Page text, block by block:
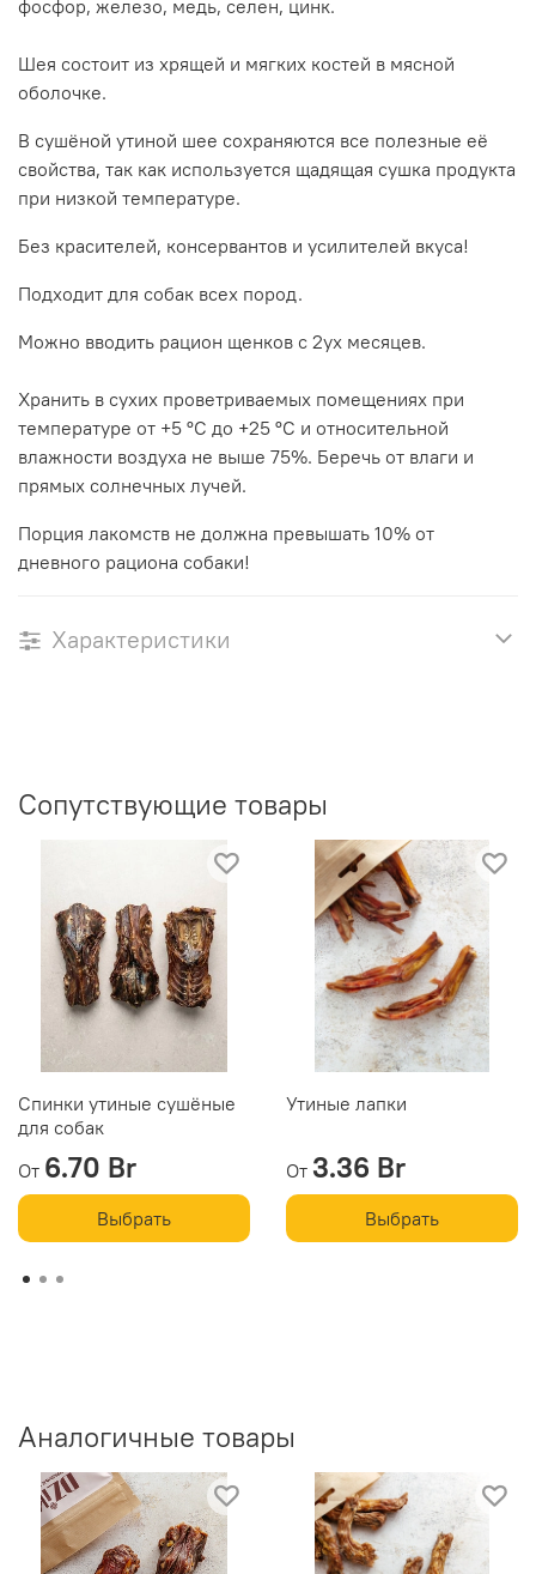
фосфор, железо, медь, селен, цинк.
Шея состоит из хрящей и мягких костей в мясной
оболочке.
В сушёной утиной шее сохраняются все полезные её
свойства, так как используется щадящая сушка продукта
при низкой температуре.
Без красителей, консервантов и усилителей вкуса!
Подходит для собак всех пород.
Можно вводить рацион щенков с 2ух месяцев.
Хранить в сухих проветриваемых помещениях при
температуре от +5 ºС до +25 ºС и относительной
влажности воздуха не выше 75%. Беречь от влаги и
прямых солнечных лучей.
Порция лакомств не должна превышать 10% от
дневного рациона собаки!
Характеристики
Сопутствующие товары
Спинки утиные сушёные
для собак
От 6.70 Br
Выбрать
Утиные лапки
От 3.36 Br
Выбрать
Аналогичные товары